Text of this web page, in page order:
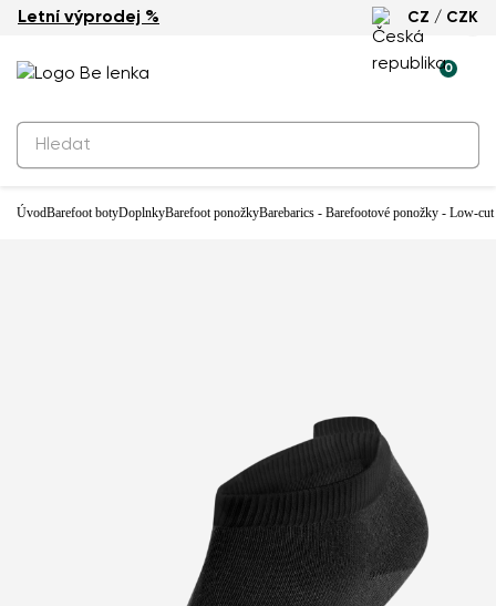
Letní výprodej % CZ / CZK
0
ÚvodBarefoot botyDoplnkyBarefoot ponožkyBarebarics - Barefootové ponožky - Low-